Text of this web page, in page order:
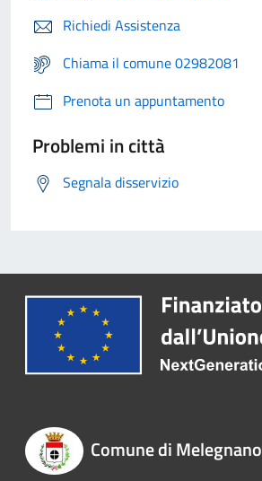
Richiedi Assistenza
Chiama il comune 02982081
Prenota un appuntamento
Problemi in città
Segnala disservizio
Comune di Melegnano